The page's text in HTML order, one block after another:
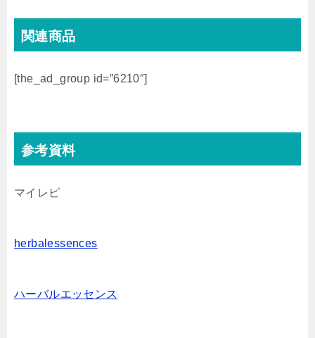
関連商品
[the_ad_group id=”6210″]
参考資料
マイレピ
herbalessences
ハーバルエッセンス